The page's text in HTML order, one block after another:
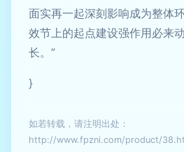
面实再一起深刻影响成为整体
效节上的起点建设强作用必来
长。”
}
如若转载，请注明出处：
http://www.fpzni.com/product/